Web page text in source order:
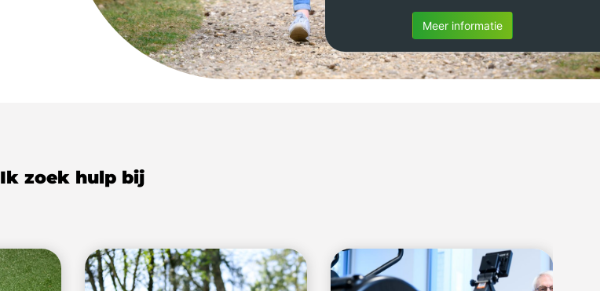
Meer informatie
Ik zoek hulp bij